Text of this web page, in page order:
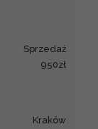
sprzedaż
950zł
Kraków